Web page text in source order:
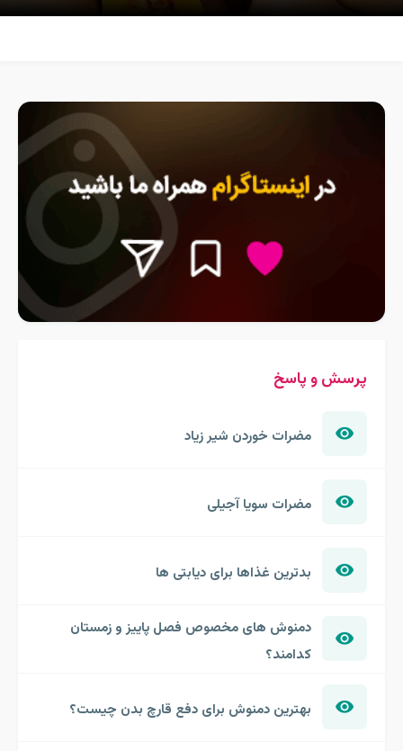
پرسش و پاسخ
مضرات خوردن شیر زیاد
مضرات سویا آجیلی
بدترین غذاها برای دیابتی ها
دمنوش های مخصوص فصل پاییز و زمستان
کدامند؟
بهترین دمنوش برای دفع قارچ بدن چیست؟